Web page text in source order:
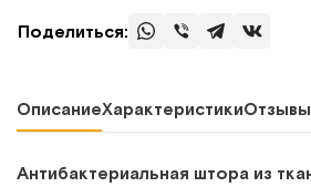
Поделиться:
ОписаниеХарактеристикиОтзывы
Антибактериальная штора из